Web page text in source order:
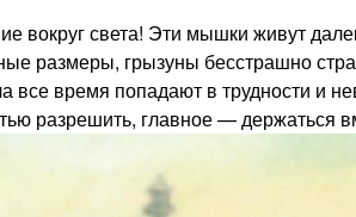
света! Эти мышки живут
размеры, грызуны бесстрашно
все время попадают в трудности и
разрешить, главное — держаться